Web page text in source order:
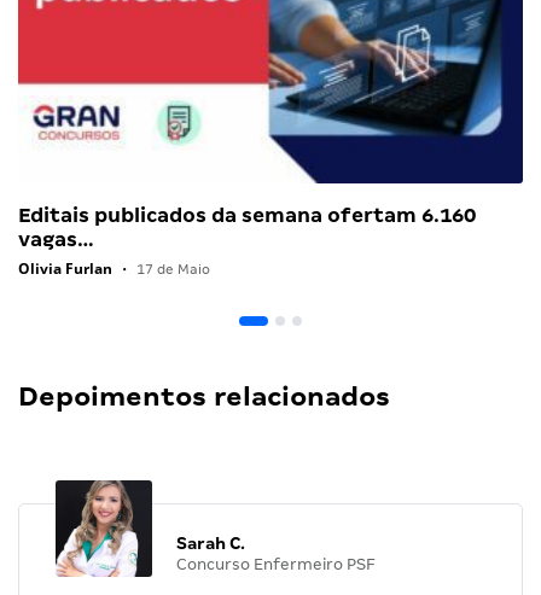
Editais publicados da semana ofertam 6.160
vagas…
Olivia Furlan • 17 de Maio
Depoimentos relacionados
Sarah C.
Concurso Enfermeiro PSF